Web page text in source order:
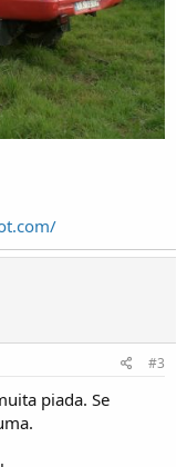
#3
piada. Se